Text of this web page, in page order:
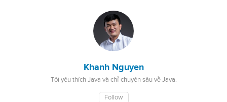
Khanh Nguyen
Tôi yêu thích Java và chỉ chuyên sâu về Java.
Follow